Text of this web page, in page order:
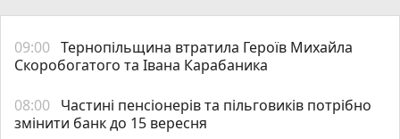
09:00 Тернопільщина втратила Героїв Михайла
Скоробогатого та Івана Карабаника
08:00 Частині пенсіонерів та пільговиків потрібно
змінити банк до 15 вересня